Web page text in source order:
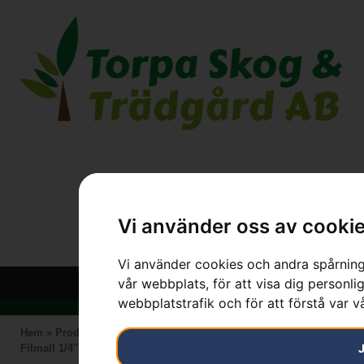
Vi använder oss av
Vi använder cookies och andra
vår webbplats, för att visa dig
webbplatstrafik och för att förstå var
Hem » Produkter HUSQVARNA»Skärutrustning»Filutrustning»
Filmall 1/4″ H00